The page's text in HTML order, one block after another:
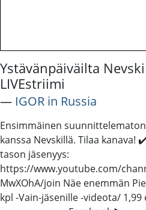
Ystävänpäiväilta
LIVEstriimi
― IGOR in Russia
Ensimmäinen
kanssa Nevskillä. Tilaa kanava!
tason jäsenyys:
https://www.youtube.com/
MwXOhA/join Näe enemmän
kpl -Vain-jäsenille -videota/ 1,99